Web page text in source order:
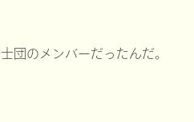
団のメンバーだったんだ。